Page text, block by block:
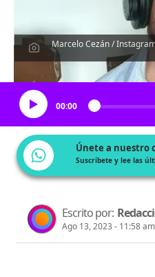
Marcelo Cezán /
Escucha
00:00
Únete a nuestro
Suscríbete y lee las
Escrito por:
Ago 13, 2023 - 11:58 am